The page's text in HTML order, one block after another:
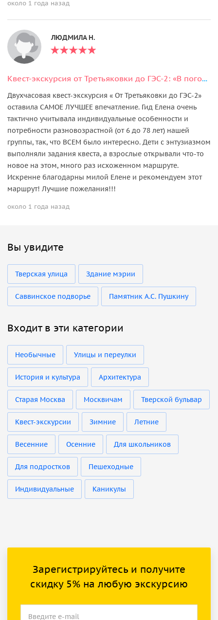
около 1 года назад
ЛЮДМИЛА Н.
Квест-экскурсия от Третьяковки до ГЭС-2: «В погоне за унесёнными ветром»
Двухчасовая квест-экскурсия « От Третьяковки до ГЭС-2»
оставила САМОЕ ЛУЧШЕЕ впечатление. Гид Елена очень
тактично учитывала индивидуальные особенности и
потребности разновозрастной (от 6 до 78 лет) нашей
группы, так, что ВСЕМ было интересно. Дети с энтузиазмом
выполняли задания квеста, а взрослые открывали что-то
новое на этом, много раз исхоженном маршруте.
Искренне благодарны милой Елене и рекомендуем этот
маршрут! Лучшие пожелания!!!
около 1 года назад
Вы увидите
Тверская улица Здание мэрии
Саввинское подворье Памятник А.С. Пушкину
Входит в эти категории
Необычные Улицы и переулки
История и культура Архитектура
Старая Москва Москвичам Тверской бульвар
Квест-экскурсии Зимние Летние
Весенние Осенние Для школьников
Для подростков Пешеходные
Индивидуальные Каникулы
Зарегистрируйтесь и получите
скидку 5% на любую экскурсию